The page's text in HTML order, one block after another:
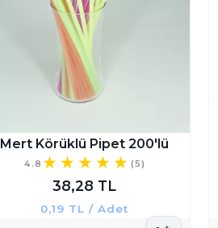
Mert Körüklü Pipet 200'lü
4.8 (5)
38,28 TL
0,19 TL / Adet